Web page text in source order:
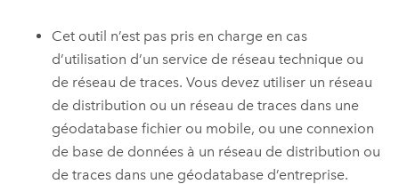
Cet outil n’est pas pris en charge en cas
d’utilisation d’un service de réseau technique ou
de réseau de traces. Vous devez utiliser un réseau
de distribution ou un réseau de traces dans une
géodatabase fichier ou mobile, ou une connexion
de base de données à un réseau de distribution ou
de traces dans une géodatabase d’entreprise.